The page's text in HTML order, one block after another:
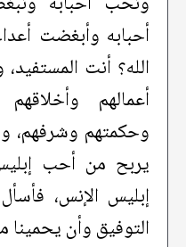
أحبابه وأبغضت
الله؟ أنت
أعمالهم
وحكمتهم وشرفهم،
يربح من أحب
إبليس الإنس،
التوفيق وأن يحمينا